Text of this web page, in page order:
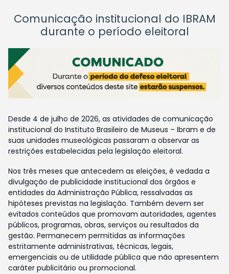
Comunicação institucional do IBRAM
durante o período eleitoral
Desde 4 de julho de 2026, as atividades de comunicação
institucional do Instituto Brasileiro de Museus – Ibram e de
suas unidades museológicas passaram a observar as
restrições estabelecidas pela legislação eleitoral.
Nos três meses que antecedem as eleições, é vedada a
divulgação de publicidade institucional dos órgãos e
entidades da Administração Pública, ressalvadas as
hipóteses previstas na legislação. Também devem ser
evitados conteúdos que promovam autoridades, agentes
públicos, programas, obras, serviços ou resultados da
gestão. Permanecem permitidas as informações
estritamente administrativas, técnicas, legais,
emergenciais ou de utilidade pública que não apresentem
caráter publicitário ou promocional.